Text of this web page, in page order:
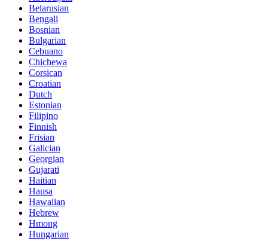
Belarusian
Bengali
Bosnian
Bulgarian
Cebuano
Chichewa
Corsican
Croatian
Dutch
Estonian
Filipino
Finnish
Frisian
Galician
Georgian
Gujarati
Haitian
Hausa
Hawaiian
Hebrew
Hmong
Hungarian